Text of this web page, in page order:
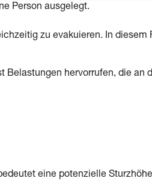
Person ausgelegt.
zu evakuieren. In diesem
Belastungen hervorrufen, die an
eine potenzielle